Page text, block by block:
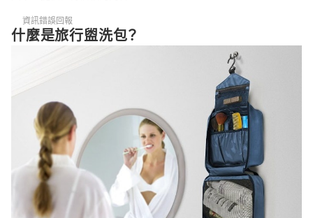
資訊錯誤回報
什麼是旅行盥洗包？